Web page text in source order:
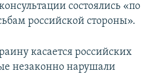
состоялись «по
российской стороны».
касается российских
незаконно нарушали